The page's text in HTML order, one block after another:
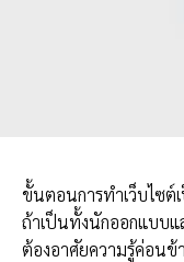
ขั้นตอนการทำเว็บไซ
ถ้าเป็นทั้งนักออกแบบแ
ต้องอาศัยความรู้ค่อนข้